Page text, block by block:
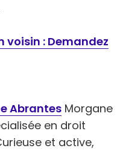
voisin : Demandez
Abrantes Morgane
en droit
et active,